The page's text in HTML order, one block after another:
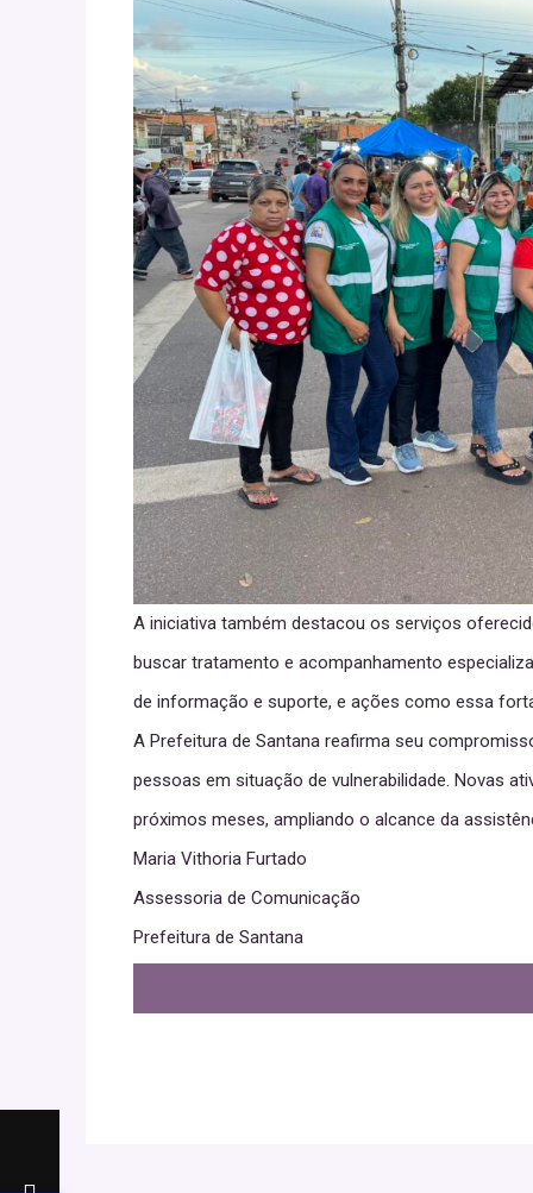
A iniciativa também destacou os serviços
buscar tratamento e acompanhamento
de informação e suporte, e ações como essa
A Prefeitura de Santana reafirma seu
pessoas em situação de vulnerabilidade. Novas
próximos meses, ampliando o alcance da
Maria Vithoria Furtado
Assessoria de Comunicação
Prefeitura de Santana